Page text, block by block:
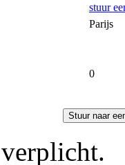
stuur
Parijs
0
Stuur naar